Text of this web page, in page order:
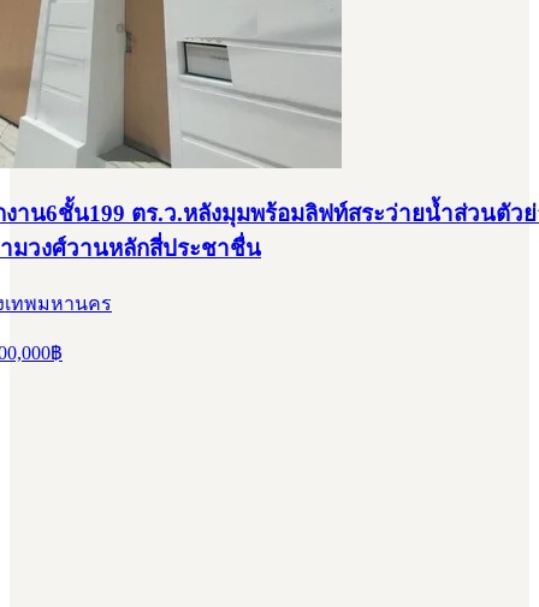
าน6ชั้น199 ตร.ว.หลังมุมพร้อมลิฟท์สระว่ายน้ำส่วนตัว
มวงศ์วานหลักสี่ประชาชื่น
เทพมหานคร
฿